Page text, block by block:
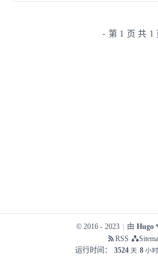
- 第 1 页 共 1
© 2016 - 2023 由 Hugo
RSS
运行时间： 3524 天 8 小时